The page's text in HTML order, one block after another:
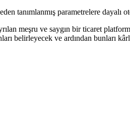
tanımlanmış parametrelere dayalı
meşru ve saygın bir ticaret
belirleyecek ve ardından bunları